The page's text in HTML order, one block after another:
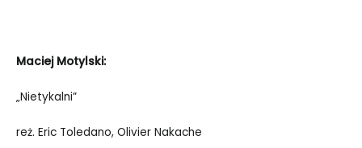
Maciej Motylski:
„Nietykalni”
reż. Eric Toledano, Olivier Nakache